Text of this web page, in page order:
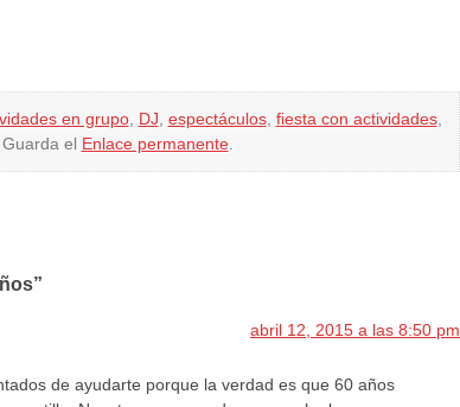
en grupo, DJ espectáculos, fiesta con actividades,
. Guarda el Enlace permanente.
abril 12, 2015 a las 8:50 pm
de ayudarte porque la verdad es que 60 años